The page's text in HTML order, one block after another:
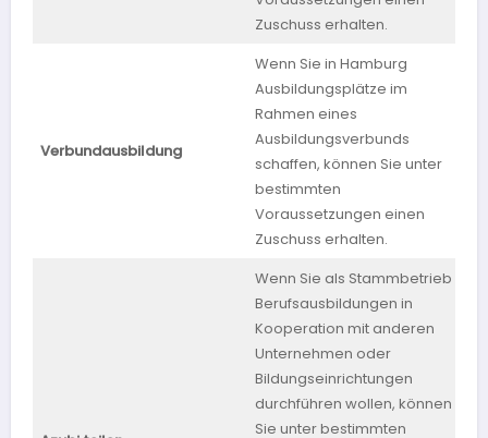
Zuschuss erhalten.
Verbundausbildung
Wenn Sie in Hamburg
Ausbildungsplätze im
Rahmen eines
Ausbildungsverbunds
schaffen, können Sie unter
bestimmten
Voraussetzungen einen
Zuschuss erhalten.
Wenn Sie als Stammbetrieb
Berufsausbildungen in
Kooperation mit anderen
Unternehmen oder
Bildungseinrichtungen
durchführen wollen, können
Sie unter bestimmten